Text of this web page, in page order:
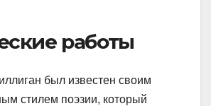
работы
был известен своим
стилем поэзии, который